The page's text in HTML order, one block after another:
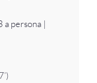
a persona |